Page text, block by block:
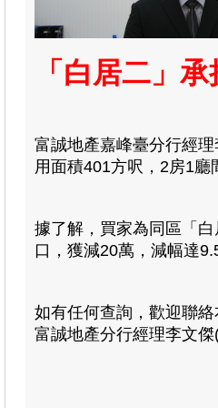
「白居二」
富誠地產嘉峰臺分行經
用面積401方呎，2房1
據了解，買家為同區「
口，獲減20萬，減幅達
如有任何查詢，歡迎聯絡
富誠地產分行經理李文